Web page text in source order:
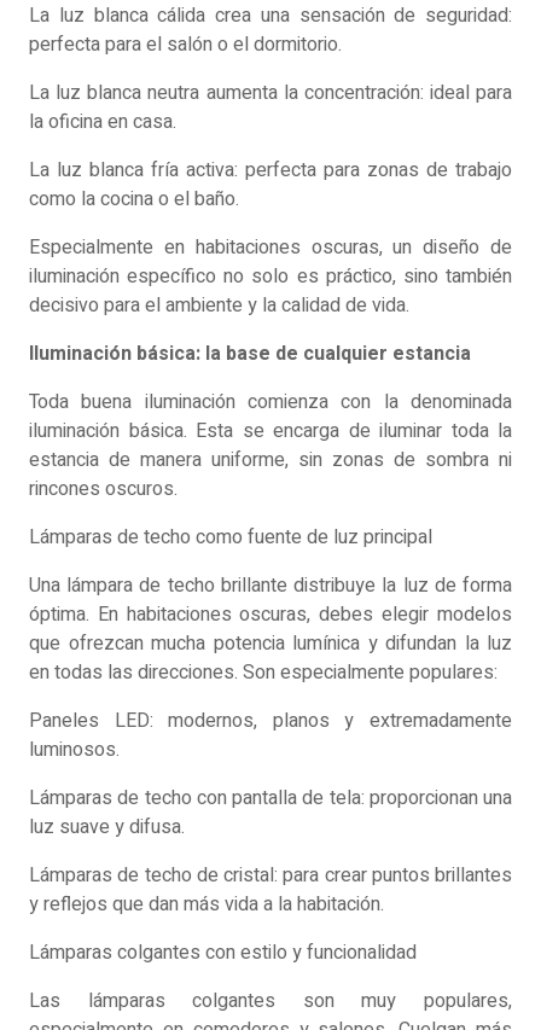
La luz blanca cálida crea una sensación de seguridad:
perfecta para el salón o el dormitorio.
La luz blanca neutra aumenta la concentración: ideal para
la oficina en casa.
La luz blanca fría activa: perfecta para zonas de trabajo
como la cocina o el baño.
Especialmente en habitaciones oscuras, un diseño de
iluminación específico no solo es práctico, sino también
decisivo para el ambiente y la calidad de vida.
Iluminación básica: la base de cualquier estancia
Toda buena iluminación comienza con la denominada
iluminación básica. Esta se encarga de iluminar toda la
estancia de manera uniforme, sin zonas de sombra ni
rincones oscuros.
Lámparas de techo como fuente de luz principal
Una lámpara de techo brillante distribuye la luz de forma
óptima. En habitaciones oscuras, debes elegir modelos
que ofrezcan mucha potencia lumínica y difundan la luz
en todas las direcciones. Son especialmente populares:
Paneles LED: modernos, planos y extremadamente
luminosos.
Lámparas de techo con pantalla de tela: proporcionan una
luz suave y difusa.
Lámparas de techo de cristal: para crear puntos brillantes
y reflejos que dan más vida a la habitación.
Lámparas colgantes con estilo y funcionalidad
Las lámparas colgantes son muy populares,